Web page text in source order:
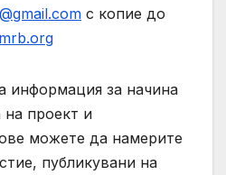
с копие до
информация за начина
на проект и
можете да намерите
публикувани на